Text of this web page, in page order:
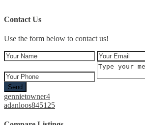
Contact Us
Use the form below to contact us!
Send
gennietowner4
adanloos845125